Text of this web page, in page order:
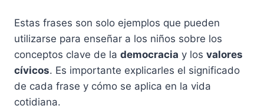
Estas frases son solo ejemplos que pueden
utilizarse para enseñar a los niños sobre los
conceptos clave de la democracia y los valores
cívicos. Es importante explicarles el significado
de cada frase y cómo se aplica en la vida
cotidiana.